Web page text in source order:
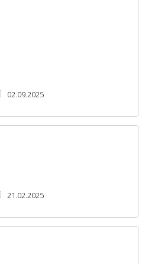
02.09.2025
21.02.2025